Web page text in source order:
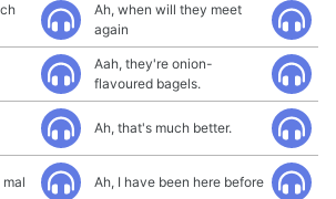
Ah, when will they meet
again
Aah, they're onion-
flavoured bagels.
Ah, that's much better.
Ah, I have been here before